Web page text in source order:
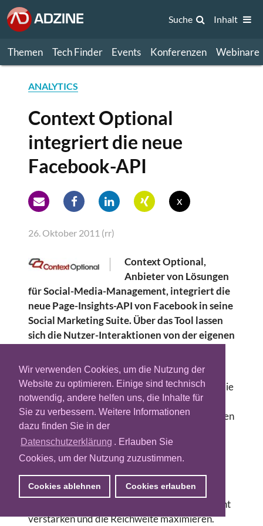
Wir verwenden Cookies, um die Nutzung der
Website zu optimieren. Einige sind technisch
notwendig, andere helfen uns, die Inhalte für
Sie zu verbessern. Weitere Informationen
dazu finden Sie in der
Datenschutzerklärung . Erlauben Sie
Cookies, um der Nutzung zuzustimmen.
Cookies ablehnen Cookies erlauben
Themen Tech Finder Events Konferenzen Webinare
Suche Inhalt
ANALYTICS
Context Optional
integriert die neue
Facebook-API
x
26. Oktober 2011 (rr)
Context Optional,
Anbieter von Lösungen
für Social-Media-Management, integriert die
neue Page-Insights-API von Facebook in seine
Social Marketing Suite. Über das Tool lassen
sich die Nutzer-Interaktionen von der eigenen
und mit eigenen Datensätzen verknüpfen.
Die neue Lösung von Context Optional binde die
Reichweiten-Metriken von Facebook Page
Insights in die bestehenden, branchenführenden
Postanalyse und Branchen-Benchmarking-
Funktionen ein. Marketing Verantwortliche
könnten nun direkte Korrelationen zwischen
Postings, Anzeigen und Seitenperformance
ermitteln und darauf basierend Strategien
implementieren, die das Benutzer-Engagement
verstärken und die Reichweite maximieren.